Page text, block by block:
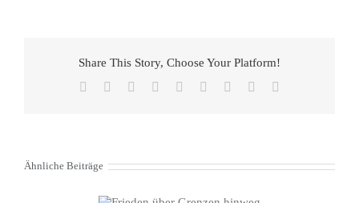
Share This Story, Choose Your Platform!
Facebook Reddit LinkedInWhatsApp
TumblrPinterest
Ähnliche Beiträge